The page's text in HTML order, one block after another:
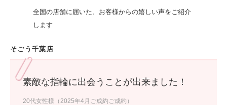
全国の店舗に届いた、お客様からの嬉しい声をご紹介
します
そごう千葉店
素敵な指輪に出会うことが出来ました！
20代女性様（2025年4月ご成約ご成約）